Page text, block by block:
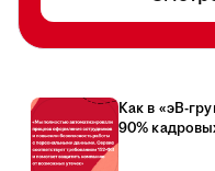
Как в «эВ-
90%